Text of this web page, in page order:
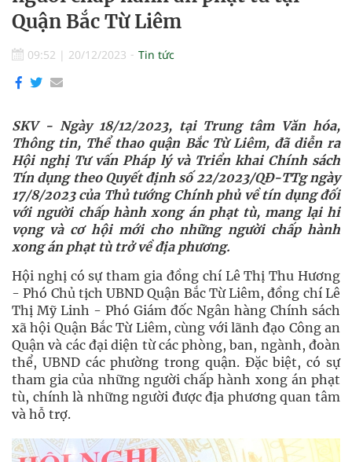
Quận Bắc Từ Liêm
09:52 | 20/12/2023 Tin tức
SKV - Ngày 18/12/2023, tại Trung tâm Văn hóa,
Thông tin, Thể thao quận Bắc Từ Liêm, đã diễn ra
Hội nghị Tư vấn Pháp lý và Triển khai Chính sách
Tín dụng theo Quyết định số 22/2023/QĐ-TTg ngày
17/8/2023 của Thủ tướng Chính phủ về tín dụng đối
với người chấp hành xong án phạt tù, mang lại hi
vọng và cơ hội mới cho những người chấp hành
xong án phạt tù trở về địa phương.
Hội nghị có sự tham gia đồng chí Lê Thị Thu Hương
- Phó Chủ tịch UBND Quận Bắc Từ Liêm, đồng chí Lê
Thị Mỹ Linh - Phó Giám đốc Ngân hàng Chính sách
xã hội Quận Bắc Từ Liêm, cùng với lãnh đạo Công an
Quận và các đại diện từ các phòng, ban, ngành, đoàn
thể, UBND các phường trong quận. Đặc biệt, có sự
tham gia của những người chấp hành xong án phạt
tù, chính là những người được địa phương quan tâm
và hỗ trợ.